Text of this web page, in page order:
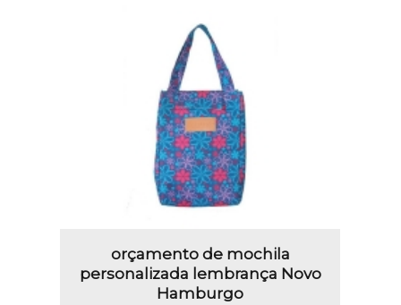
orçamento de mochila
personalizada lembrança Novo
Hamburgo